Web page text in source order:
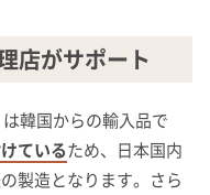
店がサポート
韓国からの輸入品で
ているため、日本国内
製造となります。さら